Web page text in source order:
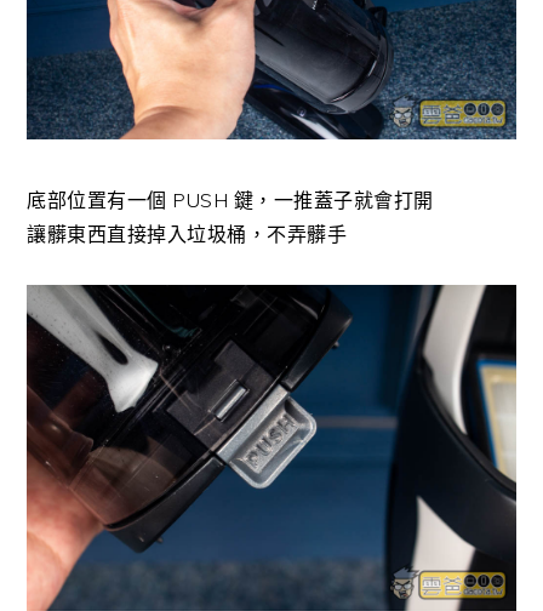
底部位置有一個 PUSH 鍵，一推蓋子就會打開
讓髒東西直接掉入垃圾桶，不弄髒手